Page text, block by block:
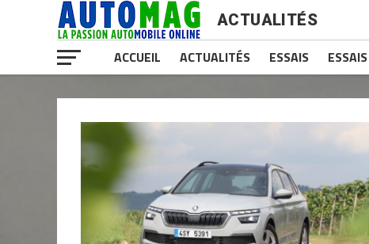
ACTUALITÉS
ACCUEIL ACTUALITÉS ESSAIS